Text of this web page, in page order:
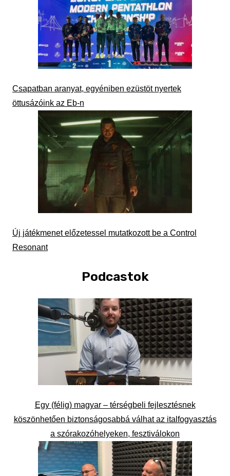
Csapatban aranyat, egyéniben ezüstöt nyertek
öttusázóink az Eb-n
Új játékmenet előzetessel mutatkozott be a Control
Resonant
Podcastok
Egy (félig) magyar – térségbeli fejlesztésnek
köszönhetően biztonságosabbá válhat az italfogyasztás
a szórakozóhelyeken, fesztiválokon